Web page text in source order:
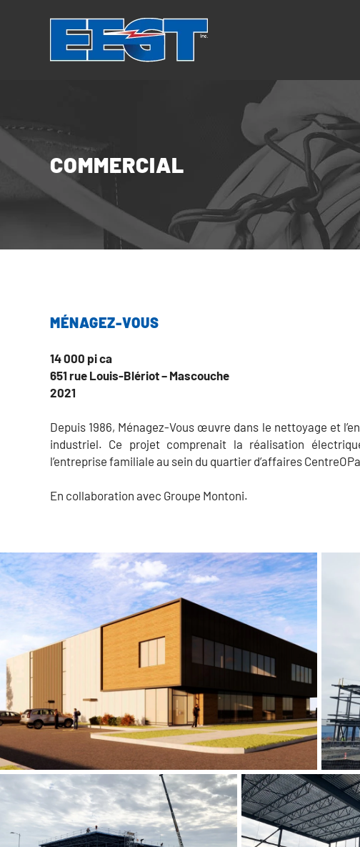
COMMERCIAL
MÉNAGEZ-VOUS
14 000 pi ca
651 rue Louis-Blériot − Mascouche
2021
Depuis 1986, Ménagez-Vous œuvre dans le nettoyage et
industriel. Ce projet comprenait la réalisation
l’entreprise familiale au sein du quartier d’affaires
En collaboration avec Groupe Montoni.